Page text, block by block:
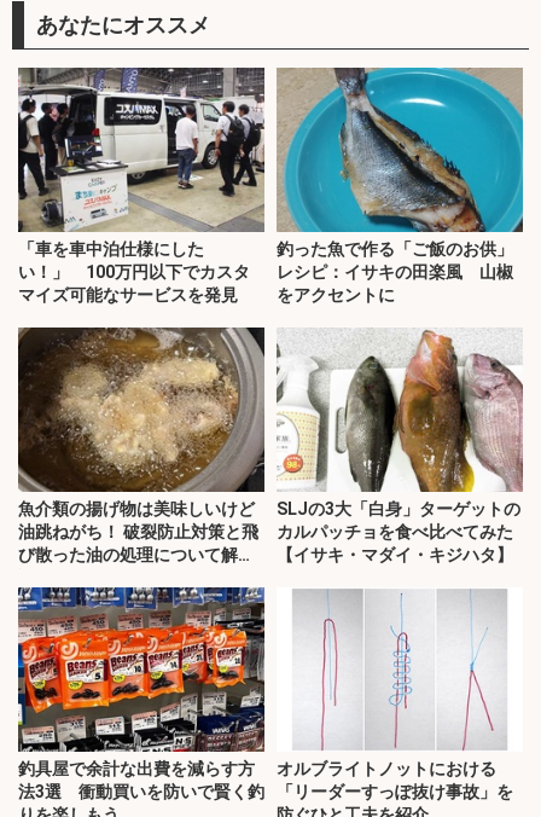
あなたにオススメ
「車を車中泊仕様にした
い！」 100万円以下でカスタ
マイズ可能なサービスを発見
釣った魚で作る「ご飯のお供」
レシピ：イサキの田楽風 山椒
をアクセントに
魚介類の揚げ物は美味しいけど
油跳ねがち！ 破裂防止対策と飛
び散った油の処理について解
SLJの3大「白身」ターゲットの
カルパッチョを食べ比べてみた
【イサキ・マダイ・キジハタ】
釣具屋で余計な出費を減らす方
法3選 衝動買いを防いで賢く釣
オルブライトノットにおける
「リーダーすっぽ抜け事故」を